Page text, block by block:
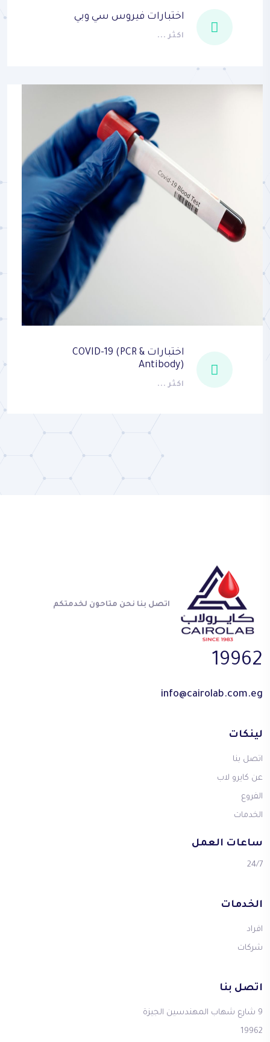
اختبارات فيروس سي وبي
اكثر ...
اختبارات COVID-19 (PCR &
Antibody)
اكثر ...
اتصل بنا نحن متاحون لخدمتكم
19962
info@cairolab.com.eg
لينكات
اتصل بنا
عن كايرو لاب
الفروع
الخدمات
ساعات العمل
24/7
الخدمات
افراد
شركات
اتصل بنا
9 شارع شهاب المهندسين الجيزة
19962